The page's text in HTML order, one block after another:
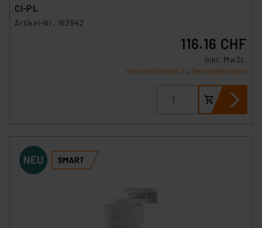
CI-PL
Artikel-Nr. 162942
116.16 CHF
inkl. MwSt.
Informationen zu Versandkosten